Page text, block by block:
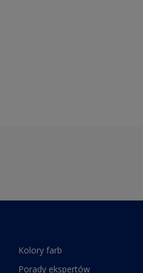
Kolory farb
Porady ekspertów